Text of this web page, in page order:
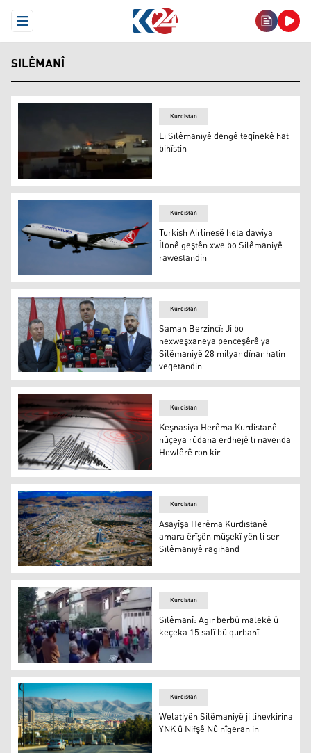
Open Menu
SILÊMANÎ
Li Silêmaniyê dengê teqînekê hat bihîstin
Kurdistan
Li Silêmaniyê dengê teqînekê hat
bihîstin
Turkish Airlinesê heta dawiya Îlonê geştên xwe bo
Kurdistan
Turkish Airlinesê heta dawiya
Îlonê geştên xwe bo Silêmaniyê
rawestandin
Saman Berzincî: Ji bo nexweşxaneya penceşêrê ya
Kurdistan
Saman Berzincî: Ji bo
nexweşxaneya penceşêrê ya
Silêmaniyê 28 milyar dînar hatin
veqetandin
Keşnasiya Herêma Kurdistanê nûçeya rûdana erdhejê
Kurdistan
Keşnasiya Herêma Kurdistanê
nûçeya rûdana erdhejê li navenda
Hewlêrê ron kir
Silêmanî
Kurdistan
Asayîşa Herêma Kurdistanê
amara êrîşên mûşekî yên li ser
Silêmaniyê ragihand
Silêmanî: Agir berbû malekê û keçeka 15 salî bû qurbanî
Kurdistan
Silêmanî: Agir berbû malekê û
keçeka 15 salî bû qurbanî
Kurdistan
Welatiyên Silêmaniyê ji lihevkirina
YNK û Nifşê Nû nîgeran in